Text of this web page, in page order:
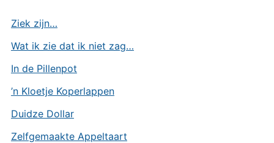
Ziek zijn…
Wat ik zie dat ik niet zag…
In de Pillenpot
’n Kloetje Koperlappen
Duidze Dollar
Zelfgemaakte Appeltaart